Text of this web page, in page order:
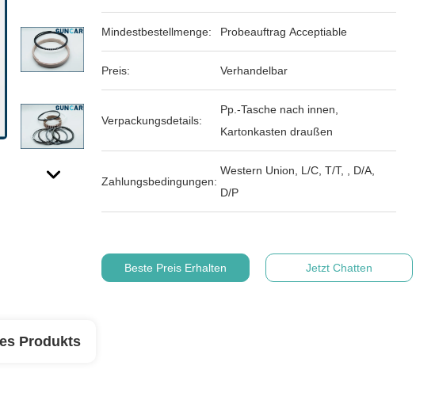
Mindestbestellmenge: Probeauftrag Acceptiable
Preis: Verhandelbar
Verpackungsdetails:
Pp.-Tasche nach innen,
Kartonkasten draußen
Zahlungsbedingungen:
Western Union, L/C, T/T, , D/A,
D/P
Beste Preis Erhalten Jetzt Chatten
Produkts